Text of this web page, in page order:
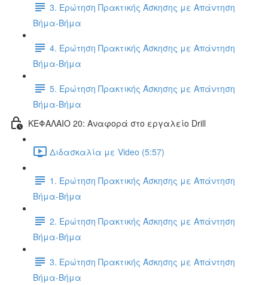
3. Ερώτηση Πρακτικής Άσκησης με Απάντηση
Βήμα-Βήμα
4. Ερώτηση Πρακτικής Άσκησης με Απάντηση
Βήμα-Βήμα
5. Ερώτηση Πρακτικής Άσκησης με Απάντηση
Βήμα-Βήμα
ΚΕΦΑΛΑΙΟ 20: Αναφορά στο εργαλείο Drill
Διδασκαλία με Video (5:57)
1. Ερώτηση Πρακτικής Άσκησης με Απάντηση
Βήμα-Βήμα
2. Ερώτηση Πρακτικής Άσκησης με Απάντηση
Βήμα-Βήμα
3. Ερώτηση Πρακτικής Άσκησης με Απάντηση
Βήμα-Βήμα